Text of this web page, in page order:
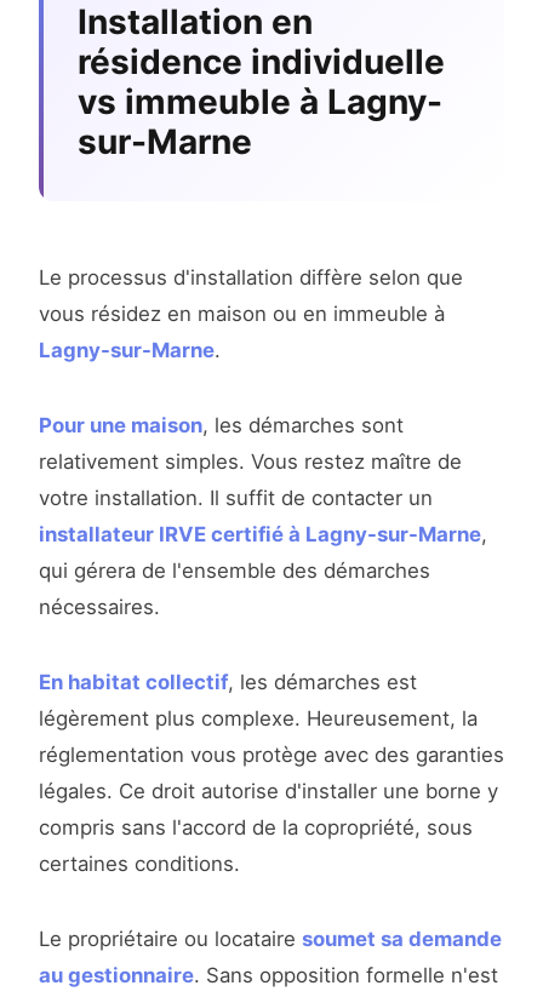
Installation en
résidence individuelle
vs immeuble à Lagny-
sur-Marne
Le processus d'installation diffère selon que
vous résidez en maison ou en immeuble à
Lagny-sur-Marne.
Pour une maison, les démarches sont
relativement simples. Vous restez maître de
votre installation. Il suffit de contacter un
installateur IRVE certifié à Lagny-sur-Marne,
qui gérera de l'ensemble des démarches
nécessaires.
En habitat collectif, les démarches est
légèrement plus complexe. Heureusement, la
réglementation vous protège avec des garanties
légales. Ce droit autorise d'installer une borne y
compris sans l'accord de la copropriété, sous
certaines conditions.
Le propriétaire ou locataire soumet sa demande
au gestionnaire. Sans opposition formelle n'est